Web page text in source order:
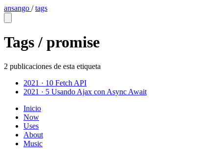
ansango /tags
Tags / promise
2 publicaciones de esta etiqueta
2021 · 10 Fetch API
2021 · 5 Usando Ajax con Async Await
Inicio
Now
Uses
About
Music